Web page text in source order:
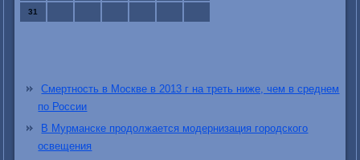
31
Смертность в Москве в 2013 г на треть ниже, чем в среднем
по России
В Мурманске продолжается модернизация городского
освещения